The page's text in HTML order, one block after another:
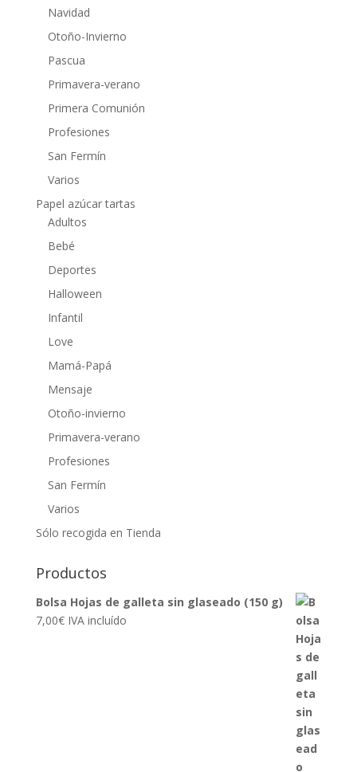
Navidad
Otoño-Invierno
Pascua
Primavera-verano
Primera Comunión
Profesiones
San Fermín
Varios
Papel azúcar tartas
Adultos
Bebé
Deportes
Halloween
Infantil
Love
Mamá-Papá
Mensaje
Otoño-invierno
Primavera-verano
Profesiones
San Fermín
Varios
Sólo recogida en Tienda
Productos
Bolsa Hojas de galleta sin glaseado (150 g)
7,00€ IVA incluído